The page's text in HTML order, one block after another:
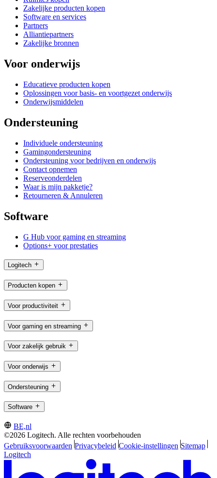
Zakelijke producten kopen
Software en services
Partners
Alliantiepartners
Zakelijke bronnen
Voor onderwijs
Educatieve producten kopen
Oplossingen voor basis- en voortgezet onderwijs
Onderwijsmiddelen
Ondersteuning
Individuele ondersteuning
Gamingondersteuning
Ondersteuning voor bedrijven en onderwijs
Contact opnemen
Reserveonderdelen
Waar is mijn pakketje?
Retourneren & Annuleren
Software
G Hub voor gaming en streaming
Options+ voor prestaties
Logitech
Producten kopen
Voor productiviteit
Voor gaming en streaming
Voor zakelijk gebruik
Voor onderwijs
Ondersteuning
Software
BE,nl
©2026 Logitech. Alle rechten voorbehouden
Gebruiksvoorwaarden Privacybeleid Cookie-instellingen Sitemap
Logitech